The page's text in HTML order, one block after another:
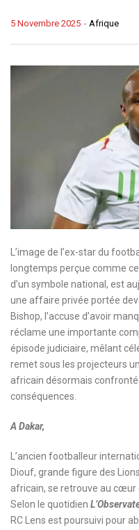
- Afrique
5 Novembre 2025
L’image de l’ex-star du
longtemps perçue comme
d’un symbole national, est
une affaire privée portée
Bishop, l’accuse d’avoir
réclame une importante
épisode judiciaire, mêlant
remet sous les projecteurs
africain désormais
conséquences.
A Dakar,
L’ancien footballeur
Diouf, grande figure des
africain, se retrouve au cœur
Selon le quotidien
RC Lens est poursuivi pour